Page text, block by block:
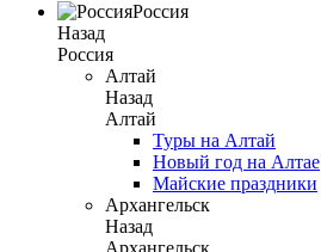
Россия
Назад
Россия
Алтай
Назад
Алтай
Туры на Алтай
Новый год на Алтае
Майские праздники
Архангельск
Назад
Архангельск